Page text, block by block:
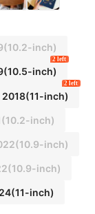
inch)
inch)
2 left
2018(11-inch)
2 left
inch)
inch)
inch)
inch)